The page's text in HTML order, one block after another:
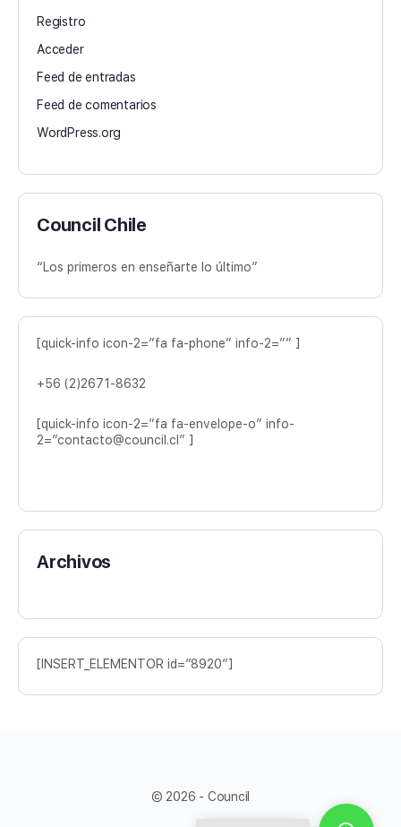
Registro
Acceder
Feed de entradas
Feed de comentarios
WordPress.org
Council Chile
“Los primeros en enseñarte lo último”
[quick-info icon-2=”fa fa-phone” info-2=”” ]
+56 (2)2671-8632
[quick-info icon-2=”fa fa-envelope-o” info-
2=”contacto@council.cl” ]
Archivos
[INSERT_ELEMENTOR id=”8920″]
© 2026 - Council